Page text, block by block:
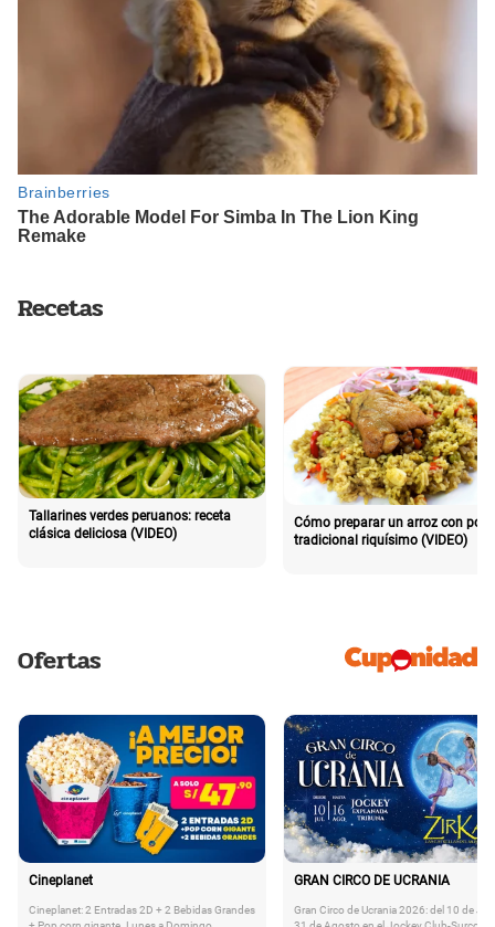
Recetas
Tallarines verdes peruanos: receta
clásica deliciosa (VIDEO)
Cómo preparar un arroz con pollo
tradicional riquísimo (VIDEO)
Ofertas
Cineplanet
Cineplanet: 2 Entradas 2D + 2 Bebidas Grandes
GRAN CIRCO DE UCRANIA
Gran Circo de Ucrania 2026: del 10 de